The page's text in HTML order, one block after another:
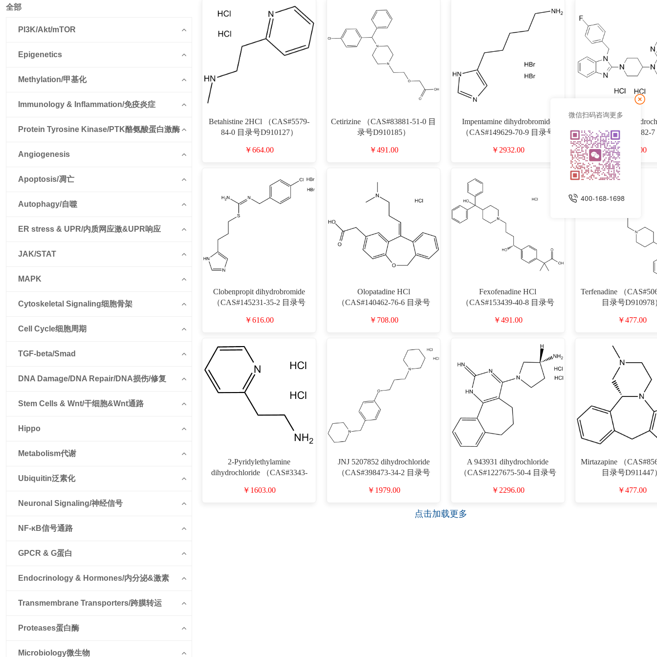
全部
PI3K/Akt/mTOR
Epigenetics
Methylation/甲基化
Immunology & Inflammation/免疫炎症
Protein Tyrosine Kinase/PTK酪氨酸蛋白激酶
Angiogenesis
Apoptosis/凋亡
Autophagy/自噬
ER stress & UPR/内质网应激&UPR响应
JAK/STAT
MAPK
Cytoskeletal Signaling细胞骨架
Cell Cycle细胞周期
TGF-beta/Smad
DNA Damage/DNA Repair/DNA损伤/修复
Stem Cells & Wnt/干细胞&Wnt通路
Hippo
Metabolism代谢
Ubiquitin泛素化
Neuronal Signaling/神经信号
NF-κB信号通路
GPCR & G蛋白
Endocrinology & Hormones/内分泌&激素
Transmembrane Transporters/跨膜转运
Proteases蛋白酶
Microbiology微生物
Betahistine 2HCl （CAS#5579-
84-0 目录号D910127）
￥664.00
Cetirizine （CAS#83881-51-0 目
录号D910185）
￥491.00
Impentamine dihydrobromide
（CAS#149629-70-9 目录号
￥2932.00
Mizolastine
（CAS#1056596-82-
D910478）
￥664.00
Clobenpropit dihydrobromide
（CAS#145231-35-2 目录号
￥616.00
Olopatadine HCl
（CAS#140462-76-6 目录号
￥708.00
Fexofenadine HCl
（CAS#153439-40-8 目录号
￥491.00
Terfenadine （
目录号D910978
￥477.00
2-Pyridylethylamine
dihydrochloride （CAS#3343-
￥1603.00
JNJ 5207852 dihydrochloride
（CAS#398473-34-2 目录号
￥1979.00
A 943931 dihydrochloride
（CAS#1227675-50-4 目录号
￥2296.00
Mirtazapine （
目录号D911447
￥477.00
点击加载更多
微信扫码咨询更多
400-168-1698